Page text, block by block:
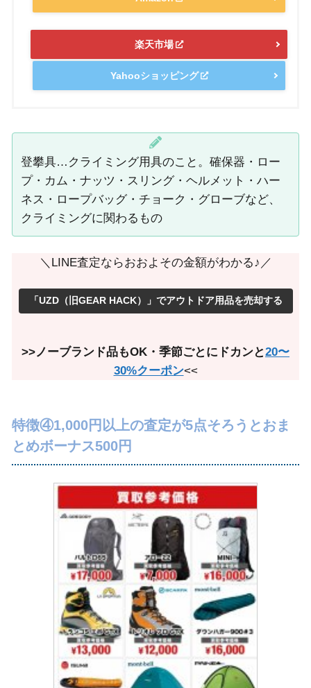
楽天市場
Yahooショッピング
登攀具…クライミング用具のこと。確保器・ロー
プ・カム・ナッツ・スリング・ヘルメット・ハー
ネス・ロープバッグ・チョーク・グローブなど、
クライミングに関わるもの
＼LINE査定ならおおよその金額がわかる♪／
「UZD（旧GEAR HACK）」でアウトドア用品を売却する
>>ノーブランド品もOK・季節ごとにドカンと20〜
30%クーポン<<
特徴④1,000円以上の査定が5点そろうとおま
とめボーナス500円